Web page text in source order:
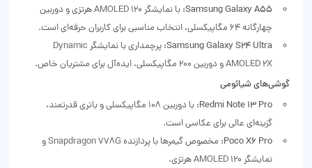
Samsung Galaxy A55:
با نمایشگر AMOLED 120 هرتزی و دوربین
چهارگانه 64 مگاپیکسلی، انتخاب مناسبی برای کاربران حرفه‌ای است.
Samsung Galaxy S24 Ultra:
پرچمداری با نمایشگر Dynamic
AMOLED 2X و دوربین 200 مگاپیکسلی، ایده‌آل برای مشتریان خاص.
گوشی‌های شیائومی
Redmi Note 13 Pro:
با دوربین 108 مگاپیکسلی و باتری قدرتمند،
گزینه‌ای عالی برای عکاسی است.
Poco X6 Pro:
مخصوص گیمرها با پردازنده Snapdragon 778G و
نمایشگر AMOLED 120 هرتزی.